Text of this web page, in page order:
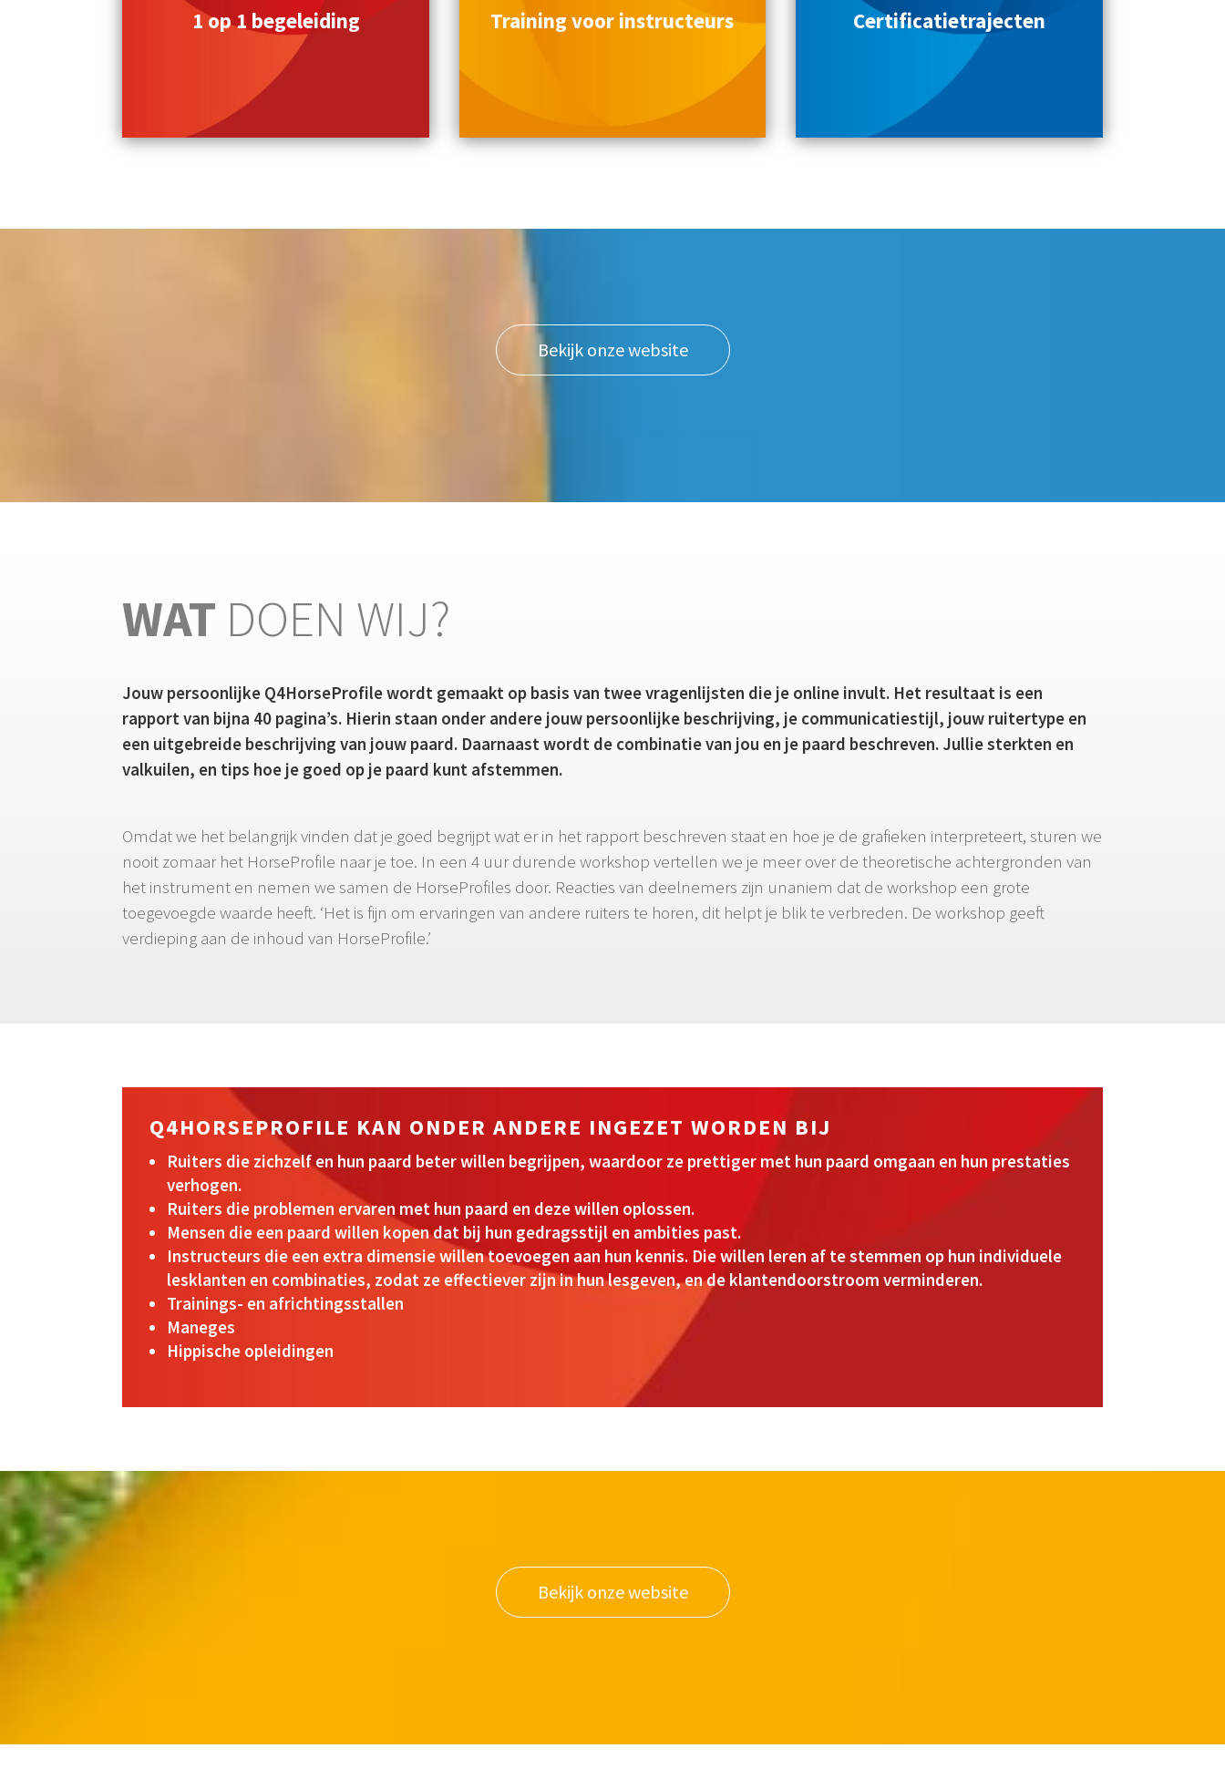
1 op 1 begeleiding Training voor instructeurs Certificatietrajecten
Bekijk onze website
WAT DOEN WIJ?
Jouw persoonlijke Q4HorseProfile wordt gemaakt op basis van twee vragenlijsten die je online invult. Het resultaat is een
rapport van bijna 40 pagina’s. Hierin staan onder andere jouw persoonlijke beschrijving, je communicatiestijl, jouw ruitertype en
een uitgebreide beschrijving van jouw paard. Daarnaast wordt de combinatie van jou en je paard beschreven. Jullie sterkten en
valkuilen, en tips hoe je goed op je paard kunt afstemmen.
Omdat we het belangrijk vinden dat je goed begrijpt wat er in het rapport beschreven staat en hoe je de grafieken interpreteert, sturen we
nooit zomaar het HorseProfile naar je toe. In een 4 uur durende workshop vertellen we je meer over de theoretische achtergronden van
het instrument en nemen we samen de HorseProfiles door. Reacties van deelnemers zijn unaniem dat de workshop een grote
toegevoegde waarde heeft. ‘Het is fijn om ervaringen van andere ruiters te horen, dit helpt je blik te verbreden. De workshop geeft
verdieping aan de inhoud van HorseProfile.’
Q4HORSEPROFILE KAN ONDER ANDERE INGEZET WORDEN BIJ
Ruiters die zichzelf en hun paard beter willen begrijpen, waardoor ze prettiger met hun paard omgaan en hun prestaties
verhogen.
Ruiters die problemen ervaren met hun paard en deze willen oplossen.
Mensen die een paard willen kopen dat bij hun gedragsstijl en ambities past.
Instructeurs die een extra dimensie willen toevoegen aan hun kennis. Die willen leren af te stemmen op hun individuele
lesklanten en combinaties, zodat ze effectiever zijn in hun lesgeven, en de klantendoorstroom verminderen.
Trainings- en africhtingsstallen
Maneges
Hippische opleidingen
Bekijk onze website